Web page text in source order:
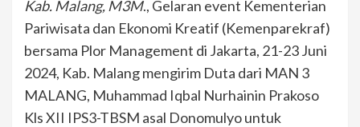
Kab. Malang, M3M., Gelaran event Kementerian
Pariwisata dan Ekonomi Kreatif (Kemenparekraf)
bersama Plor Management di Jakarta, 21-23 Juni
2024, Kab. Malang mengirim Duta dari MAN 3
MALANG, Muhammad Iqbal Nurhainin Prakoso
Kls XII IPS3-TBSM asal Donomulyo untuk